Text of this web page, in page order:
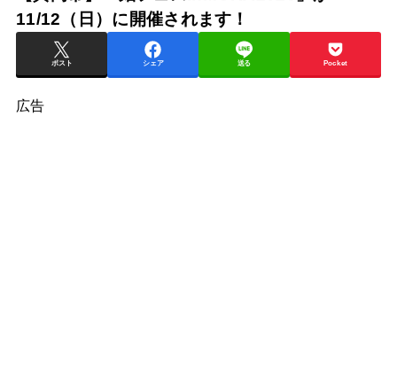
11/12（日）に開催されます！
ポスト シェア 送る Pocket
広告